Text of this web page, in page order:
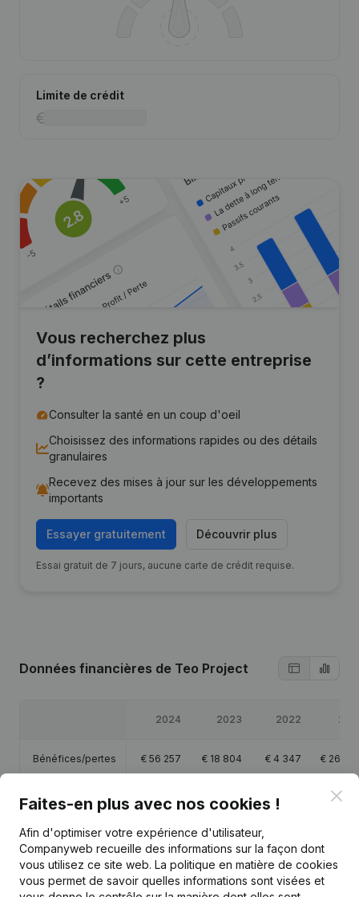
Limite de crédit
Vous recherchez plus
d’informations sur cette entreprise
?
Consulter la santé en un coup d'oeil
Choisissez des informations rapides ou des détails
granulaires
Recevez des mises à jour sur les développements
importants
Essayer gratuitement Découvrir plus
Essai gratuit de 7 jours, aucune carte de crédit requise.
Données financières de Teo Project
2024 2023 2022
Bénéfices/pertes € 56 257 € 18 804 € 4 347 € 26
Chiffre d'affaires €152 697 € 48 953
Capitaux propres €89 494 € 33 237 €
Marge brute €77 917 €26 812 € 7 817 €
Faites-en plus avec nos cookies !
Afin d'optimiser votre expérience d'utilisateur,
Companyweb recueille des informations sur la façon dont
vous utilisez ce site web. La politique en matière de cookies
vous permet de savoir quelles informations sont visées et